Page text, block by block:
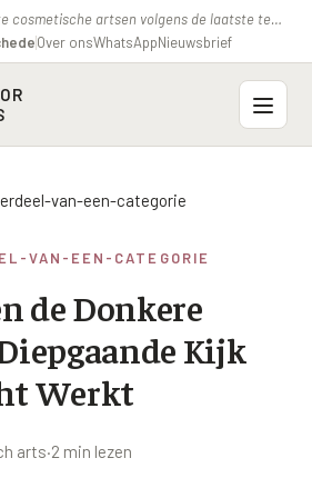
1 van de 10 beste cosmetische artsen volgens de laatste test van de consumentenbond.
Over onsWhatsAppNieuwsbrief
van-een-categorie
VAN-EEN-CATEGORIE
de Donkere
Kijk
Werkt
arts·2 min lezen